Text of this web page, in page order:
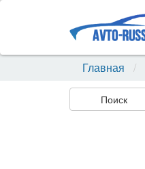
Главная
Поиск